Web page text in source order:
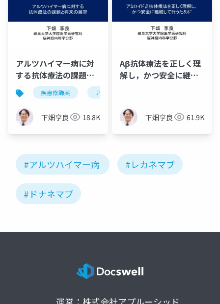
アルツハイマー病に対
する抗体療法の課題と
将来の展望・改訂版
疾患修飾薬 アルツハイマー病
下畑享良 18.8K
Aβ抗体療法を正しく理
解し，かつ安全に継続
下畑享良 61.9K
#アルツハイマー病 #レカネマブ
#ドナネマブ
運営：株式会社アプルーシッド